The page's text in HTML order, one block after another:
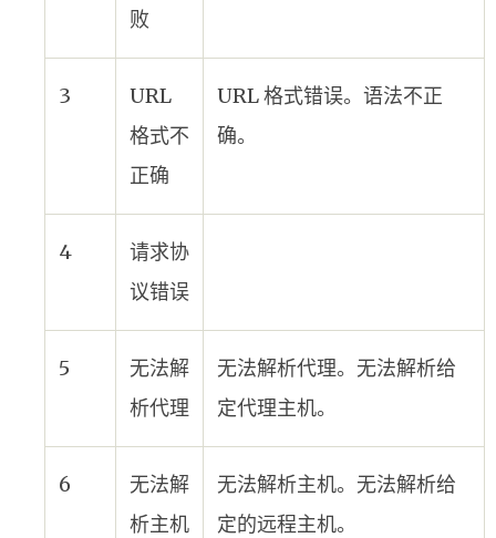
败
3
URL
格式不
正确
URL 格式错误。语法不正
确。
4
请求协
议错误
5
无法解
析代理
无法解析代理。无法解析给
定代理主机。
6
无法解
析主机
无法解析主机。无法解析给
定的远程主机。